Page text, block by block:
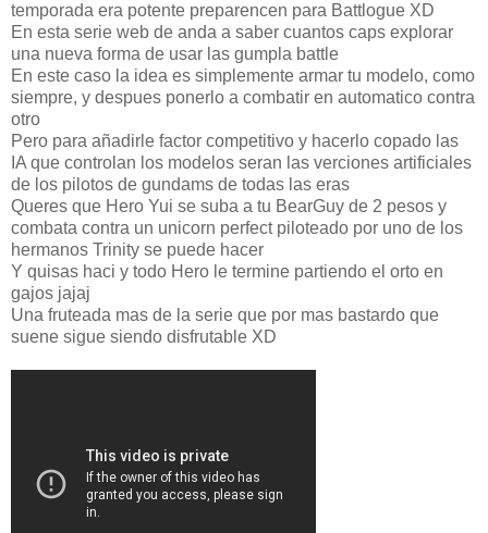
temporada era potente preparencen para Battlogue XD
En esta serie web de anda a saber cuantos caps explorar
una nueva forma de usar las gumpla battle
En este caso la idea es simplemente armar tu modelo, como
siempre, y despues ponerlo a combatir en automatico contra
otro
Pero para añadirle factor competitivo y hacerlo copado las
IA que controlan los modelos seran las verciones artificiales
de los pilotos de gundams de todas las eras
Queres que Hero Yui se suba a tu BearGuy de 2 pesos y
combata contra un unicorn perfect piloteado por uno de los
hermanos Trinity se puede hacer
Y quisas haci y todo Hero le termine partiendo el orto en
gajos jajaj
Una fruteada mas de la serie que por mas bastardo que
suene sigue siendo disfrutable XD